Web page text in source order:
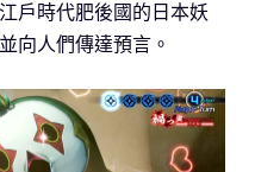
戶時代肥後國的日本妖
向人們傳達預言。